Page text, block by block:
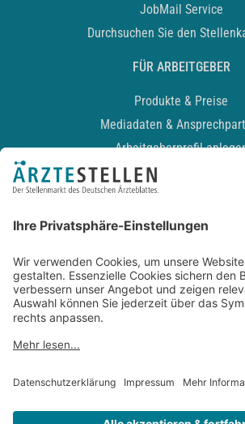
JobMail Service
Durchsuchen Sie den
FÜR ARBEITGEBER
Produkte & Preise
Mediadaten &
Arbeitgeberprofil
Recruiting-Podcast
Kontakt
Datenschutz
Newsletter